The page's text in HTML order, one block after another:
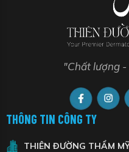
"Chất lượng
THÔNG TIN CÔNG TY
THIÊN ĐƯỜNG THẨM